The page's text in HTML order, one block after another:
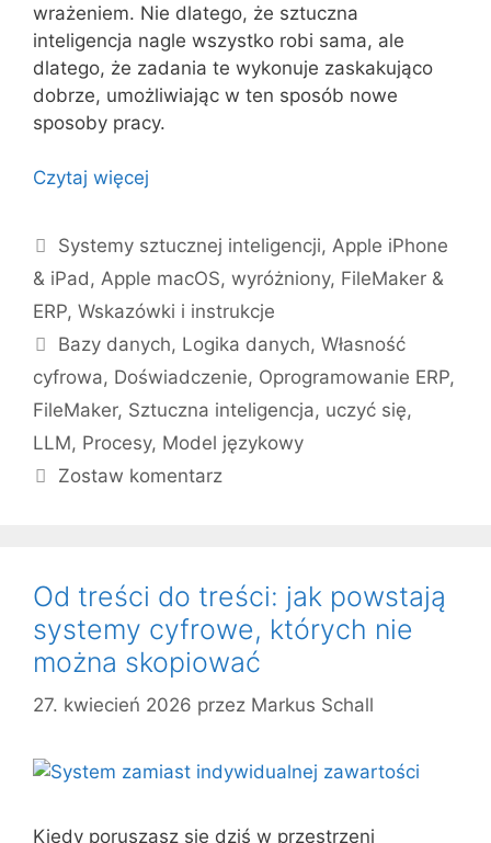
wrażeniem. Nie dlatego, że sztuczna
inteligencja nagle wszystko robi sama, ale
dlatego, że zadania te wykonuje zaskakująco
dobrze, umożliwiając w ten sposób nowe
sposoby pracy.
Czytaj więcej
Kategorie
Systemy sztucznej inteligencji,Apple iPhone
& iPad, Apple macOS, wyróżniony, FileMaker &
ERP, Wskazówki i instrukcje
Tagi
Bazy danych, Logika danych,Własność
cyfrowa, Doświadczenie, Oprogramowanie ERP,
FileMaker, Sztuczna inteligencja, uczyć się,
LLM, Procesy, Model językowy
Zostaw komentarz
Od treści do treści: jak powstają
systemy cyfrowe, których nie
można skopiować
27. kwiecień 2026 przez Markus Schall
Kiedy poruszasz się dziś w przestrzeni